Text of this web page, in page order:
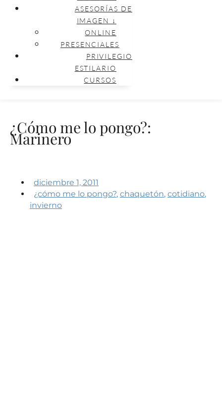
ASESORÍAS DE
IMAGEN ↓
ONLINE
PRESENCIALES
PRIVILEGIO
ESTILARIO
CURSOS
¿Cómo me lo pongo?:
Marinero
diciembre 1, 2011
¿cómo me lo pongo?, chaquetón, cotidiano,
invierno